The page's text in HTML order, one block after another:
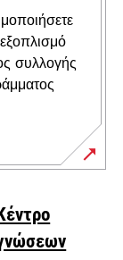
συλλογής